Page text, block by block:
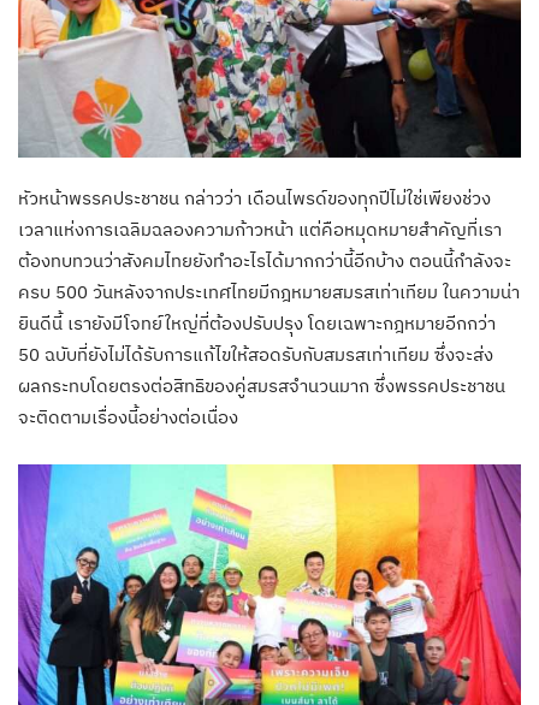
หัวหน้าพรรคประชาชน กล่าวว่า เดือนไพรด์ของทุกปีไม่ใช่เพียงช่วง
เวลาแห่งการเฉลิมฉลองความก้าวหน้า แต่คือหมุดหมายสำคัญที่เรา
ต้องทบทวนว่าสังคมไทยยังทำอะไรได้มากกว่านี้อีกบ้าง ตอนนี้กำลังจะ
ครบ 500 วันหลังจากประเทศไทยมีกฎหมายสมรสเท่าเทียม ในความน่า
ยินดีนี้ เรายังมีโจทย์ใหญ่ที่ต้องปรับปรุง โดยเฉพาะกฎหมายอีกกว่า
50 ฉบับที่ยังไม่ได้รับการแก้ไขให้สอดรับกับสมรสเท่าเทียม ซึ่งจะส่ง
ผลกระทบโดยตรงต่อสิทธิของคู่สมรสจำนวนมาก ซึ่งพรรคประชาชน
จะติดตามเรื่องนี้อย่างต่อเนื่อง